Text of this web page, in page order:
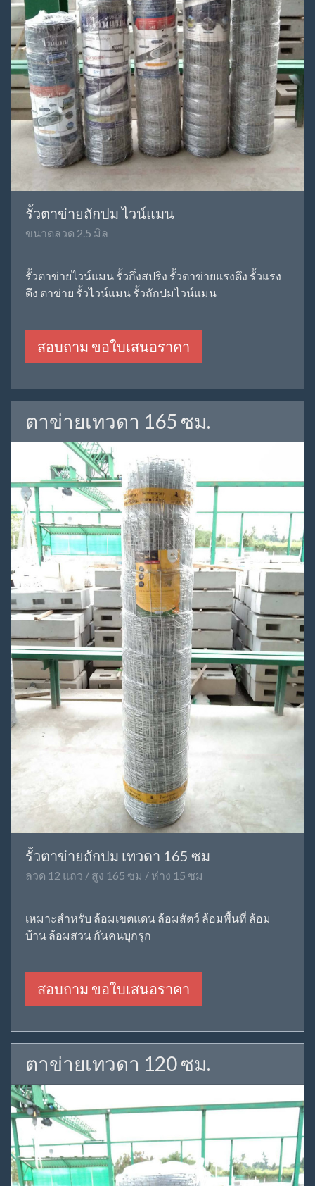
รั้วตาข่ายถักปม ไวน์แมน
ขนาดลวด 2.5 มิล
รั้วตาข่ายไวน์แมน รั้วกึ่งสปริง รั้วตาข่ายแรงดึง รั้วแรง
ดึง ตาข่าย รั้วไวน์แมน รั้วถักปมไวน์แมน
สอบถาม ขอใบเสนอราคา
ตาข่ายเทวดา 165 ซม.
รั้วตาข่ายถักปม เทวดา 165 ซม
ลวด 12 แถว / สูง 165 ซม / ห่าง 15 ซม
เหมาะสำหรับ ล้อมเขตแดน ล้อมสัตว์ ล้อมพื้นที่ ล้อม
บ้าน ล้อมสวน กันคนบุกรุก
สอบถาม ขอใบเสนอราคา
ตาข่ายเทวดา 120 ซม.